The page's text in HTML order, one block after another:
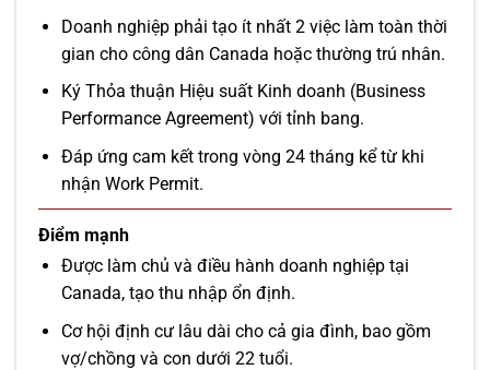
Doanh nghiệp phải tạo ít nhất 2 việc làm toàn thời
gian cho công dân Canada hoặc thường trú nhân.
Ký Thỏa thuận Hiệu suất Kinh doanh (Business
Performance Agreement) với tỉnh bang.
Đáp ứng cam kết trong vòng 24 tháng kể từ khi
nhận Work Permit.
Điểm mạnh
Được làm chủ và điều hành doanh nghiệp tại
Canada, tạo thu nhập ổn định.
Cơ hội định cư lâu dài cho cả gia đình, bao gồm
vợ/chồng và con dưới 22 tuổi.